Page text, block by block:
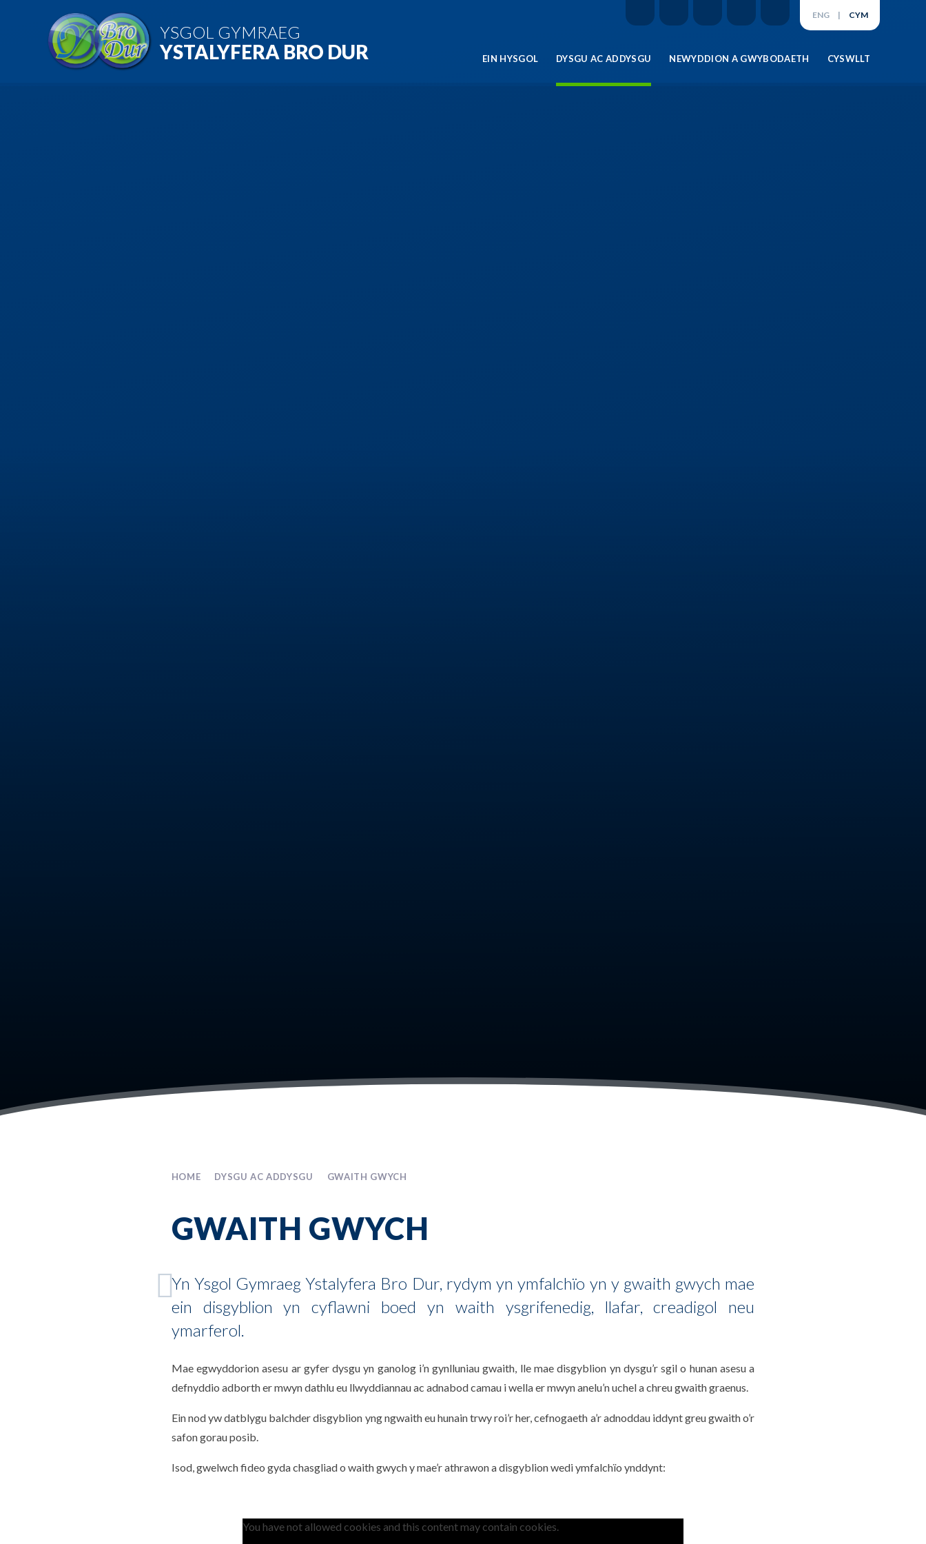
ENG | CYM
EIN HYSGOL DYSGU AC ADDYSGU NEWYDDION A GWYBODAETH CYSWLLT
YSGOL GYMRAEG
YSTALYFERA BRO DUR
HOME DYSGU AC ADDYSGU GWAITH GWYCH
GWAITH GWYCH
Yn Ysgol Gymraeg Ystalyfera Bro Dur, rydym yn ymfalchïo yn y gwaith gwych mae
ein disgyblion yn cyflawni boed yn waith ysgrifenedig, llafar, creadigol neu
ymarferol.
Mae egwyddorion asesu ar gyfer dysgu yn ganolog i’n gynlluniau gwaith, lle mae disgyblion yn dysgu’r sgil o hunan asesu a
defnyddio adborth er mwyn dathlu eu llwyddiannau ac adnabod camau i wella er mwyn anelu’n uchel a chreu gwaith graenus.
Ein nod yw datblygu balchder disgyblion yng ngwaith eu hunain trwy roi’r her, cefnogaeth a’r adnoddau iddynt greu gwaith o’r
safon gorau posib.
Isod, gwelwch fideo gyda chasgliad o waith gwych y mae’r athrawon a disgyblion wedi ymfalchïo ynddynt:
You have not allowed cookies and this content may contain cookies.